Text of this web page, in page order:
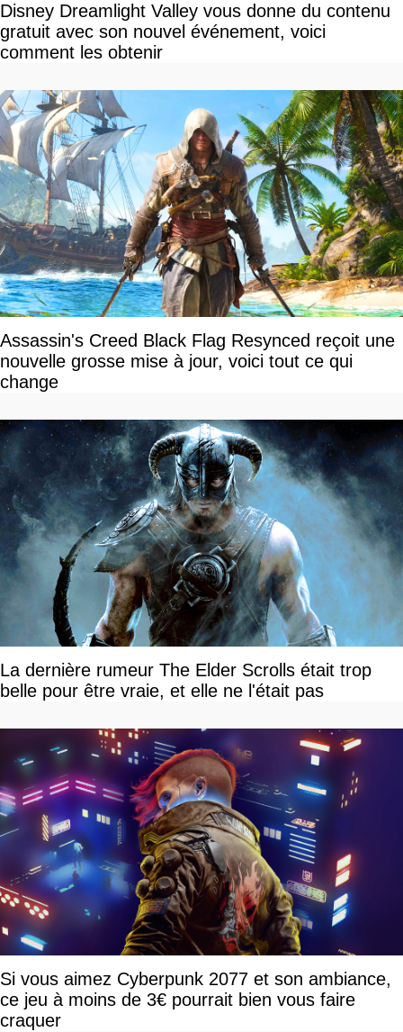
Disney Dreamlight Valley vous donne du contenu
gratuit avec son nouvel événement, voici
comment les obtenir
Assassin's Creed Black Flag Resynced reçoit une
nouvelle grosse mise à jour, voici tout ce qui
change
La dernière rumeur The Elder Scrolls était trop
belle pour être vraie, et elle ne l'était pas
Si vous aimez Cyberpunk 2077 et son ambiance,
ce jeu à moins de 3€ pourrait bien vous faire
craquer